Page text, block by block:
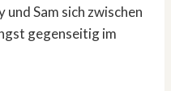
Sam sich zwischen
gegenseitig im